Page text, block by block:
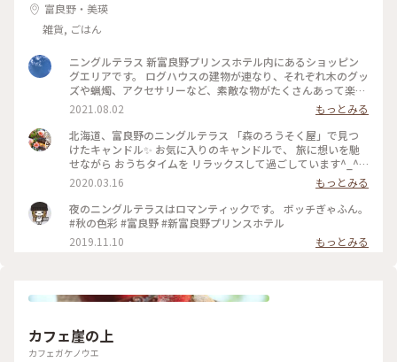
富良野・美瑛
雑貨, ごはん
ニングルテラス 新富良野プリンスホテル内にあるショッピン
グエリアです。 ログハウスの建物が連なり、それぞれ木のグッ
ズや蝋燭、アクセサリーなど、素敵な物がたくさんあって楽し
いです♪ #ニングルテラス #新富良野プリンスホテル #富良野
#北海道
2021.08.02
もっとみる
北海道、富良野のニングルテラス 「森のろうそく屋」で見つ
けたキャンドル✨ お気に入りのキャンドルで、 旅に想いを馳
せながら おうちタイムを リラックスして過ごしています^_^ #
北海道 #富良野 #ニングルテラス #森のろうそく屋 #キャンド
ル #メルヘン #旅の思い出 #憧れの地
2020.03.16
もっとみる
夜のニングルテラスはロマンティックです。 ボッチぎゃふん。
#秋の色彩 #富良野 #新富良野プリンスホテル
2019.11.10
もっとみる
カフェ崖の上
カフェガケノウエ